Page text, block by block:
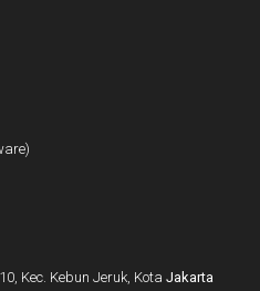
Kec. Kebun Jeruk, Kota Jakarta